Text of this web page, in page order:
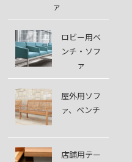
ァ
ロビー用ベ
ンチ・ソフ
ァ
屋外用ソフ
ァ、ベンチ
店舗用テー